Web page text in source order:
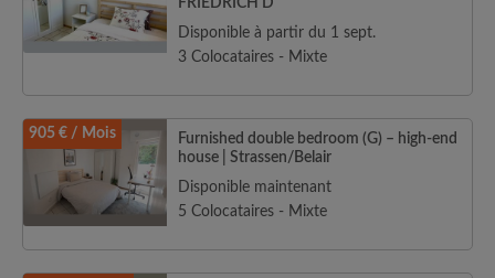
FRIEDRICH D
Disponible à partir du 1 sept.
3 Colocataires - Mixte
905 € / Mois
Furnished double bedroom (G) – high-end
house | Strassen/Belair
Disponible maintenant
5 Colocataires - Mixte